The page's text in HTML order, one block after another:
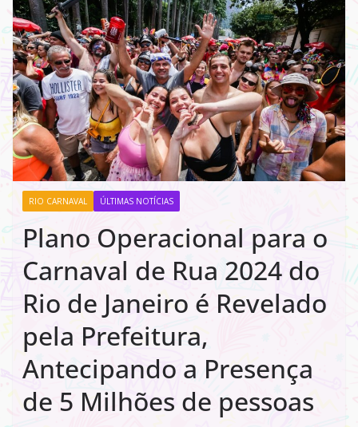
RIO CARNAVAL ÚLTIMAS NOTÍCIAS
Plano Operacional para o
Carnaval de Rua 2024 do
Rio de Janeiro é Revelado
pela Prefeitura,
Antecipando a Presença
de 5 Milhões de pessoas